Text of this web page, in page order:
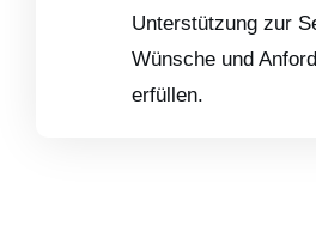
Unterstützung zur
Wünsche und
erfüllen.